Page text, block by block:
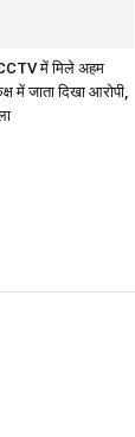
CCTV में मिले अहम
में जाता दिखा आरोपी,